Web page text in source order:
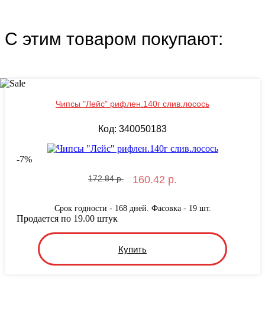
С этим товаром покупают:
Чипсы "Лейс" рифлен.140г слив.лосось
Код: 340050183
-7%
172.84 р. 160.42 р.
Срок годности - 168 дней. Фасовка - 19 шт.
Купить
Продается по 19.00 штук